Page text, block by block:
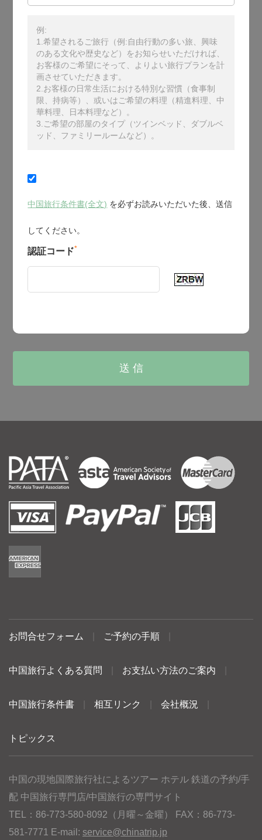
例:
1.希望されるご旅行（例:自由行動の多い旅、興味
のある文化や歴史など）をお知らせいただければ、
お客様のご希望にそって、よりよい旅行プランを計
画させていただきます。
2.お客様の日常生活における特別な習慣（食事制
限、持病等）、或いはご希望の料理（精進料理、中
華料理、日本料理など）。
3.ご希望の部屋のタイプ（ツインベッド、ダブルベ
ッド、ファミリールームなど）。
中国旅行条件書(全文) を必ずお読みいただいた後、送信
してください。
認証コード*
お問合せフォーム ご予約の手順
中国旅行よくある質問 お支払い方法のご案内
中国旅行条件書 相互リンク 会社概況
トピックス
中国の現地国際旅行社によるツアー ホテル 鉄道の予約/手
配 中国旅行専門店/中国旅行の専門サイト
TEL：86-773-580-8092（月曜～金曜） FAX：86-773-
581-7771 E-mail: service@chinatrip.jp